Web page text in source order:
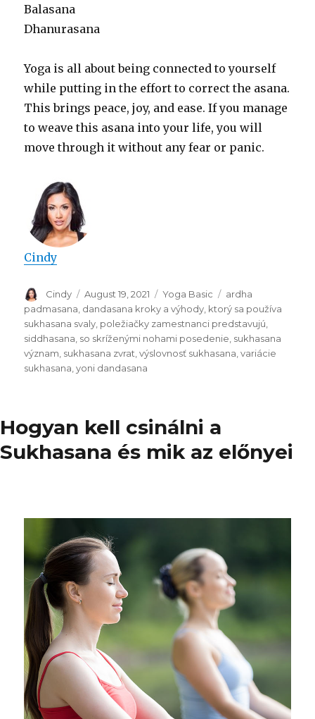
Balasana
Dhanurasana
Yoga is all about being connected to yourself
while putting in the effort to correct the asana.
This brings peace, joy, and ease. If you manage
to weave this asana into your life, you will
move through it without any fear or panic.
Cindy
Author
Cindy
Posted
on
August 19, 2021 Categories
Yoga Basic Tags
ardha
padmasana, dandasana kroky a výhody, ktorý sa používa
sukhasana svaly, poležiačky zamestnanci predstavujú,
siddhasana, so skríženými nohami posedenie, sukhasana
význam, sukhasana zvrat,výslovnosť sukhasana,variácie
sukhasana,yoni dandasana
Hogyan kell csinálni a
Sukhasana és mik az előnyei